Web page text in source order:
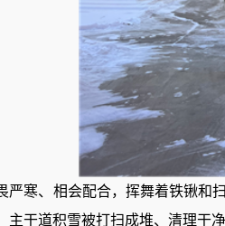
严寒、相会配合，挥舞着铁锹和
主干道积雪被打扫成堆、清理干